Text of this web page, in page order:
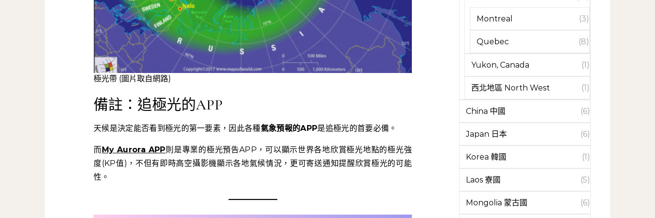
極光帶 (圖片取自網路)
備註：追極光的APP
天候是決定能否看到極光的第一要素，因此各種氣象預報的APP是追極光的首要必備。
而 My Aurora APP則是專業的極光預告APP，可以顯示世界各地欣賞極光地點的極光強
度(KP值)，不但有即時高空攝影機顯示各地氣候情況，更可寄送通知提醒欣賞極光的可能
性。
Montreal (3)
Quebec (8)
Yukon, Canada (1)
西北地區 North West (1)
China 中國 (6)
Japan 日本 (6)
Korea 韓國 (1)
Laos 寮國 (5)
Mongolia 蒙古國 (6)